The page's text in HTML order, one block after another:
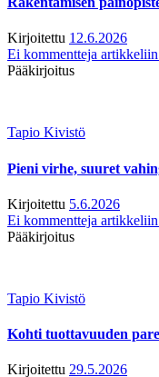
Kirjoitettu 12.6.2026
Ei kommentteja artikkeliin
Pääkirjoitus
Tapio Kivistö
Pieni virhe, suuret
Kirjoitettu 5.6.2026
Ei kommentteja
Pääkirjoitus
Tapio Kivistö
Kohti tuottavuuden
Kirjoitettu 29.5.2026